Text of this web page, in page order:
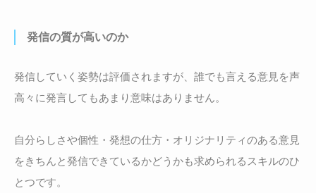
発信の質が高いのか
発信していく姿勢は評価されますが、誰でも言える意見を声
高々に発言してもあまり意味はありません。
自分らしさや個性・発想の仕方・オリジナリティのある意見
をきちんと発信できているかどうかも求められるスキルのひ
とつです。